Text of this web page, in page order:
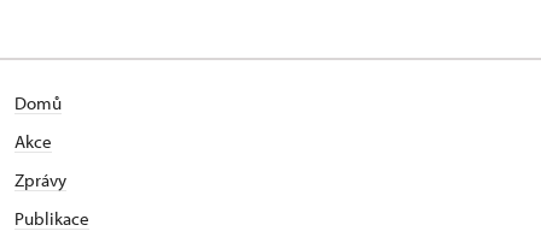
Domů
Akce
Zprávy
Publikace